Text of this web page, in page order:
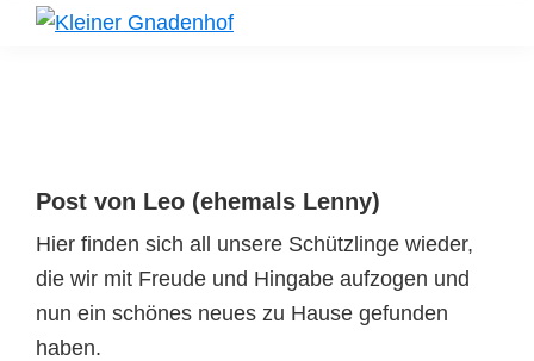
Post von Leo (ehemals Lenny)
Hier finden sich all unsere Schützlinge wieder,
die wir mit Freude und Hingabe aufzogen und
nun ein schönes neues zu Hause gefunden
haben.